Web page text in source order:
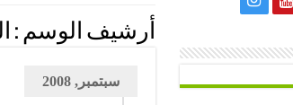
أرشيف الوسم :
سبتمبر, 2008